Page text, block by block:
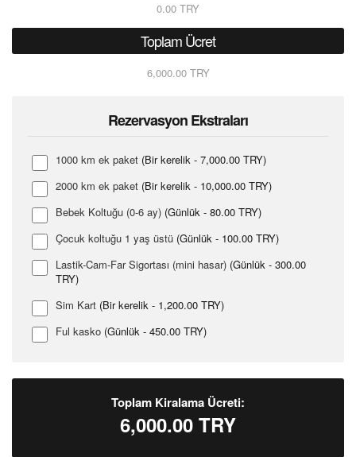
0.00 TRY
Toplam Ücret
6,000.00 TRY
Rezervasyon Ekstraları
1000 km ek paket (Bir kerelik - 7,000.00 TRY)
2000 km ek paket (Bir kerelik - 10,000.00 TRY)
Bebek Koltuğu (0-6 ay) (Günlük - 80.00 TRY)
Çocuk koltuğu 1 yaş üstü (Günlük - 100.00 TRY)
Lastik-Cam-Far Sigortası (mini hasar) (Günlük - 300.00
TRY)
Sim Kart (Bir kerelik - 1,200.00 TRY)
Ful kasko (Günlük - 450.00 TRY)
Toplam Kiralama Ücreti:
6,000.00 TRY